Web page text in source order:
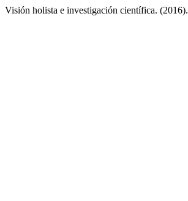
Visión holista e investigación científica. (2016).